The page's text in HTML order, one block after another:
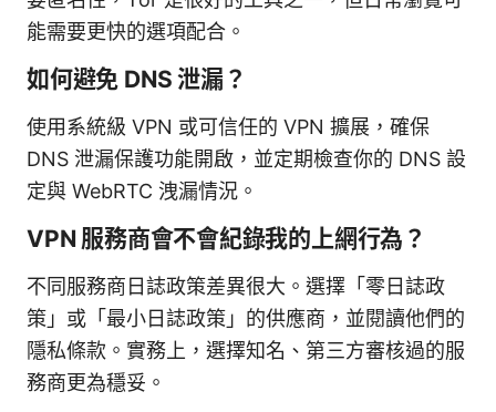
能需要更快的選項配合。
如何避免 DNS 泄漏？
使用系統級 VPN 或可信任的 VPN 擴展，確保
DNS 泄漏保護功能開啟，並定期檢查你的 DNS 設
定與 WebRTC 洩漏情況。
VPN 服務商會不會紀錄我的上網行為？
不同服務商日誌政策差異很大。選擇「零日誌政
策」或「最小日誌政策」的供應商，並閱讀他們的
隱私條款。實務上，選擇知名、第三方審核過的服
務商更為穩妥。